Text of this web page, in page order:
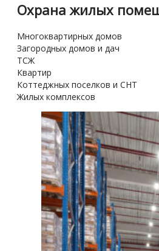
Охрана жилых
Многоквартирных домов
Загородных домов и дач
ТСЖ
Квартир
Коттеджных поселков и СНТ
Жилых комплексов